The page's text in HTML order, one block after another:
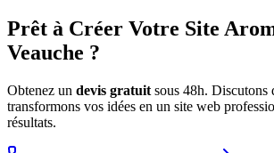
Prêt à Créer Votre Site
Veauche ?
Obtenez un devis gratuit sous 48h. Discutons
transformons vos idées en un site web
résultats.